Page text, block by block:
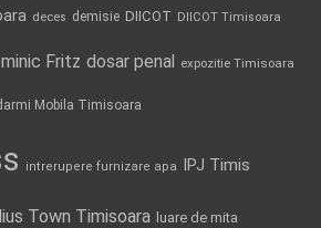
deces demisie DIICOT DIICOT Timisoara
Fritz dosar penal expozitie Timisoara
Mobila Timisoara
intrerupere furnizare apa IPJ Timis
Town Timisoara luare de mita